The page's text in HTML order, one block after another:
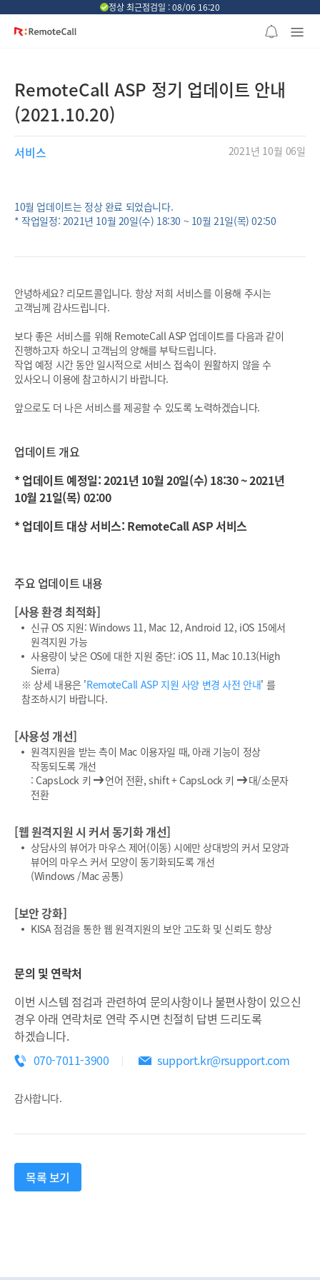
정상 최근점검일 : 08/06 16:20
RemoteCall ASP 정기 업데이트 안내
(2021.10.20)
서비스 2021년 10월 06일
10월 업데이트는 정상 완료 되었습니다.
* 작업일정: 2021년 10월 20일(수) 18:30 ~ 10월 21일(목) 02:50
안녕하세요? 리모트콜입니다. 항상 저희 서비스를 이용해 주시는
고객님께 감사드립니다.
보다 좋은 서비스를 위해 RemoteCall ASP 업데이트를 다음과 같이
진행하고자 하오니 고객님의 양해를 부탁드립니다.
작업 예정 시간 동안 일시적으로 서비스 접속이 원활하지 않을 수
있사오니 이용에 참고하시기 바랍니다.
앞으로도 더 나은 서비스를 제공할 수 있도록 노력하겠습니다.
업데이트 개요
* 업데이트 예정일: 2021년 10월 20일(수) 18:30 ~ 2021년
10월 21일(목) 02:00
* 업데이트 대상 서비스: RemoteCall ASP 서비스
주요 업데이트 내용
[사용 환경 최적화]
신규 OS 지원: Windows 11, Mac 12, Android 12, iOS 15에서
원격지원 가능
사용량이 낮은 OS에 대한 지원 중단: iOS 11, Mac 10.13(High
Sierra)
※ 상세 내용은 'RemoteCall ASP 지원 사양 변경 사전 안내' 를
참조하시기 바랍니다.
[사용성 개선]
원격지원을 받는 측이 Mac 이용자일 때, 아래 기능이 정상
작동되도록 개선
: CapsLock 키
언어 전환, shift + CapsLock 키
대/소문자
전환
[웹 원격지원 시 커서 동기화 개선]
상담사의 뷰어가 마우스 제어(이동) 시에만 상대방의 커서 모양과
뷰어의 마우스 커서 모양이 동기화되도록 개선
(Windows /Mac 공통)
[보안 강화]
KISA 점검을 통한 웹 원격지원의 보안 고도화 및 신뢰도 향상
문의 및 연락처
이번 시스템 점검과 관련하여 문의사항이나 불편사항이 있으신
경우 아래 연락처로 연락 주시면 친절히 답변 드리도록
하겠습니다.
070-7011-3900
support.kr@rsupport.com
감사합니다.
목록 보기